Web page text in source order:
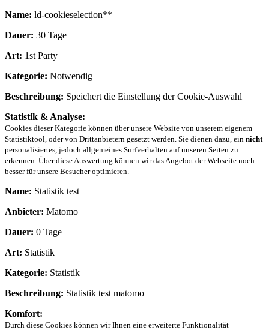
Name: ld-cookieselection**
Dauer: 30 Tage
Art: 1st Party
Kategorie: Notwendig
Beschreibung: Speichert die Einstellung der Cookie-Auswahl
Statistik & Analyse:
Cookies dieser Kategorie können über unsere Website von unserem eigenem
Statistiktool, oder von Drittanbietern gesetzt werden. Sie dienen dazu, ein nicht
personalisiertes, jedoch allgemeines Surfverhalten auf unseren Seiten zu
erkennen. Über diese Auswertung können wir das Angebot der Webseite noch
besser für unsere Besucher optimieren.
Name: Statistik test
Anbieter: Matomo
Dauer: 0 Tage
Art: Statistik
Kategorie: Statistik
Beschreibung: Statistik test matomo
Komfort:
Durch diese Cookies können wir Ihnen eine erweiterte Funktionalität